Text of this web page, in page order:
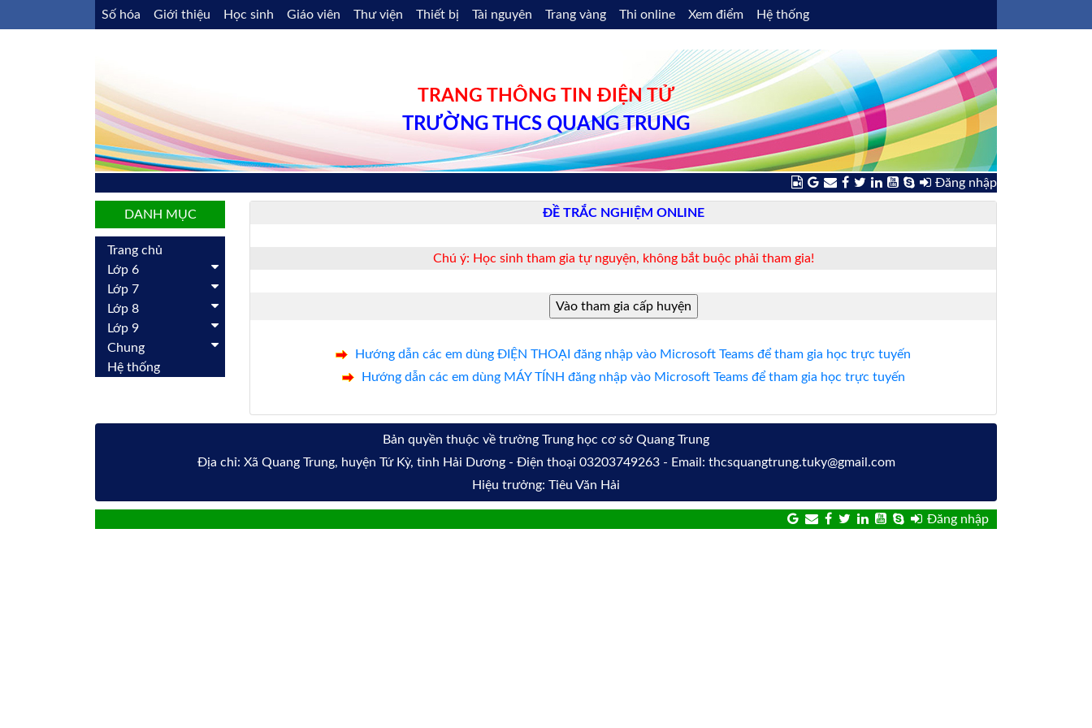
Số hóa Giới thiệu Học sinh Giáo viên Thư viện Thiết bị Tài nguyên Trang vàng Thi online Xem điểm Hệ thống
TRANG THÔNG TIN ĐIỆN TỬ
TRƯỜNG THCS QUANG TRUNG
Đăng nhập
DANH MỤC
Trang chủ
Lớp 6
Lớp 7
Lớp 8
Lớp 9
Chung
Hệ thống
ĐỀ TRẮC NGHIỆM ONLINE
Chú ý: Học sinh tham gia tự nguyện, không bắt buộc phải tham gia!
Hướng dẫn các em dùng ĐIỆN THOẠI đăng nhập vào Microsoft Teams để tham gia học trực tuyến
Hướng dẫn các em dùng MÁY TÍNH đăng nhập vào Microsoft Teams để tham gia học trực tuyến
Bản quyền thuộc về trường Trung học cơ sở Quang Trung
Địa chỉ: Xã Quang Trung, huyện Tứ Kỳ, tỉnh Hải Dương - Điện thoại 03203749263 - Email: thcsquangtrung.tuky@gmail.com
Hiệu trưởng: Tiêu Văn Hải
Đăng nhập